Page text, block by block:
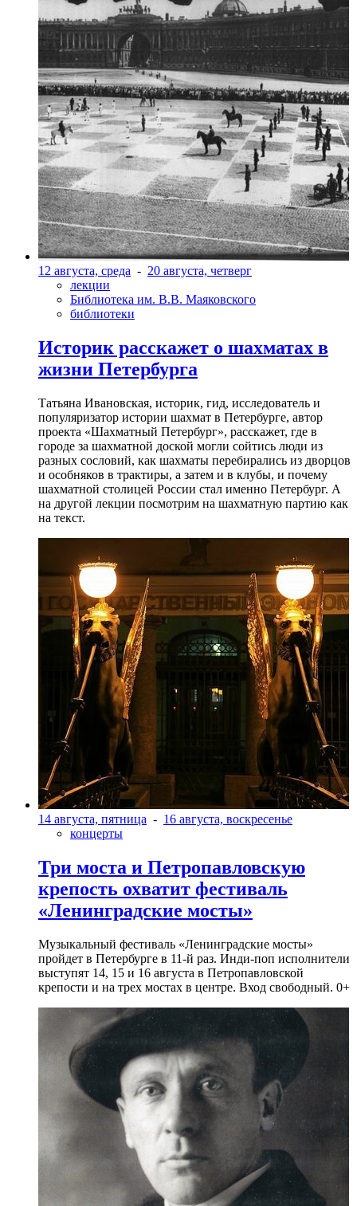
12 августа, среда - 20 августа, четверг
лекции
Библиотека им. В.В. Маяковского
библиотеки
Историк расскажет о шахматах в
жизни Петербурга
Татьяна Ивановская, историк, гид, исследователь и
популяризатор истории шахмат в Петербурге, автор
проекта «Шахматный Петербург», расскажет, где в
городе за шахматной доской могли сойтись люди из
разных сословий, как шахматы перебирались из дворцов
и особняков в трактиры, а затем и в клубы, и почему
шахматной столицей России стал именно Петербург. А
на другой лекции посмотрим на шахматную партию как
на текст.
14 августа, пятница - 16 августа, воскресенье
концерты
Три моста и Петропавловскую
крепость охватит фестиваль
«Ленинградские мосты»
Музыкальный фестиваль «Ленинградские мосты»
пройдет в Петербурге в 11-й раз. Инди-поп исполнители
выступят 14, 15 и 16 августа в Петропавловской
крепости и на трех мостах в центре. Вход свободный. 0+